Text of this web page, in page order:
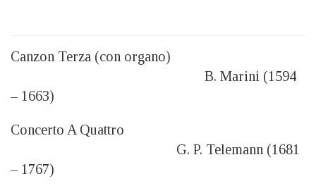
Canzon Terza (con organo)
B. Marini (1594
– 1663)
Concerto A Quattro
G. P. Telemann (1681
– 1767)